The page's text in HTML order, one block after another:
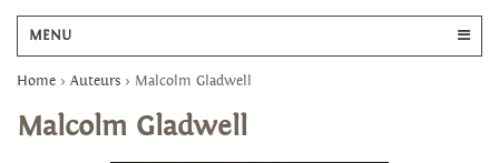
MENU
Home > Auteurs > Malcolm Gladwell
Malcolm Gladwell